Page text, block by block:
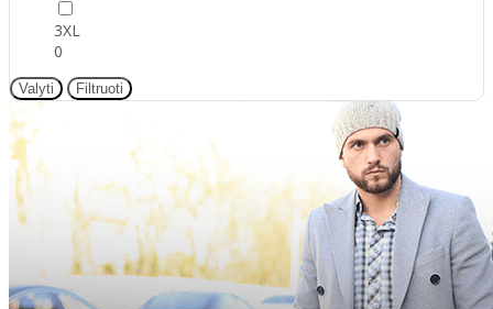
3XL
0
Valyti Filtruoti